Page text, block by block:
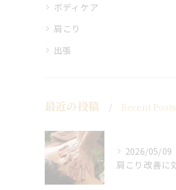
ボディケア
肩こり
出張
最近の投稿 Recent Posts
2026/05/09